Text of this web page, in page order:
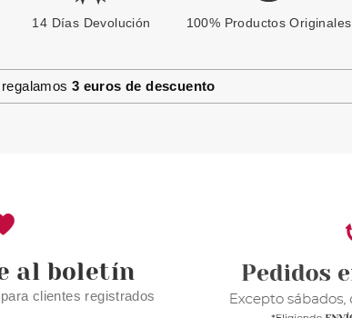
5 ML
desde
14 Días Devolución 100% Productos Originales
3 euros de descuento
al boletín
clientes registrados